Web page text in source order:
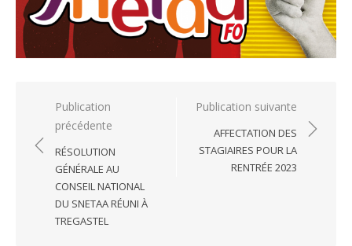
Navigation
l’article
Publication
précédente
RÉSOLUTION
GÉNÉRALE AU
CONSEIL NATIONAL
DU SNETAA RÉUNI À
TREGASTEL
Publication suivante
AFFECTATION DES
STAGIAIRES POUR LA
RENTRÉE 2023